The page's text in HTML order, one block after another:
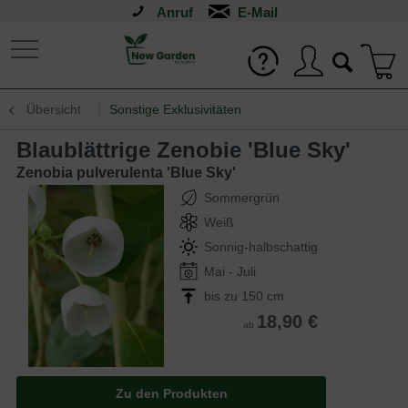
Anruf
Übersicht Sonstige Exklusivitäten
Blaublättrige Zenobie 'Blue Sky'
Zenobia pulverulenta 'Blue Sky'
Sommergrün
Weiß
Sonnig-halbschattig
Mai - Juli
bis zu 150 cm
ab 18,90 €
Zu den Produkten